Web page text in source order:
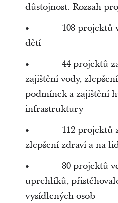
důstojnost. Rozsah
• 108 projektů ve
dětí
• 44 projektů
zajištění vody,
podmínek a zajištění
infrastruktury
• 112 projektů
zlepšení zdraví a na
• 80 projektů ve
uprchlíků,
vysídlených osob